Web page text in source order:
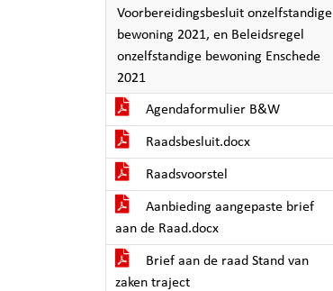
Voorbereidingsbesluit onzelfstandige
bewoning 2021, en Beleidsregel
onzelfstandige bewoning Enschede
2021
Agendaformulier B&W
Raadsbesluit.docx
Raadsvoorstel
Aanbieding aangepaste brief
aan de Raad.docx
Brief aan de raad Stand van
zaken traject